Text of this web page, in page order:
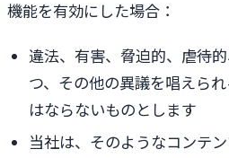
機能を有効にした場合：
違法、有害、脅迫的、虐待
つ、その他の異議を唱えら
はならないものとします
当社は、そのようなコンテ